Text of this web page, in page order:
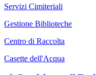
Servizi Cimiteriali
Gestione Biblioteche
Centro di Raccolta
Casette dell'Acqua